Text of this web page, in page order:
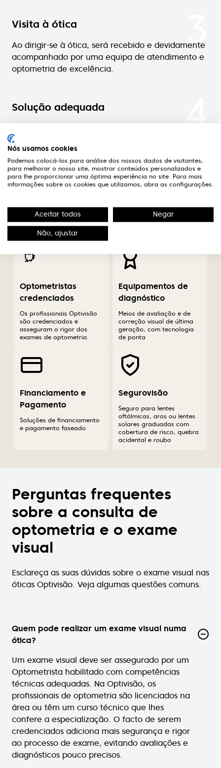
Visita à ótica
Ao dirigir-se à ótica, será recebido e devidamente
acompanhado por uma equipa de atendimento e
optometria de excelência.
3
Solução adequada
credenciado que aconselhará a melhor solução
para o seu caso.
visual
Optometristas
credenciados
Os profissionais Optivisão
são credenciados e
asseguram o rigor dos
exames de optometria.
Equipamentos de
diagnóstico
Meios de avaliação e de
correção visual de última
geração, com tecnologia
de ponta
Financiamento e
Pagamento
Soluções de financiamento
e pagamento faseado
Segurovisão
Seguro para lentes
oftálmicas, aros ou lentes
solares graduadas com
cobertura de risco, quebra
acidental e roubo
Perguntas frequentes
sobre a consulta de
optometria e o exame
visual
Esclareça as suas dúvidas sobre o exame visual nas
óticas Optivisão. Veja algumas questões comuns.
Quem pode realizar um exame visual numa
ótica?
Um exame visual deve ser assegurado por um
Optometrista habilitado com competências
técnicas adequadas. Na Optivisão, os
profissionais de optometria são licenciados na
área ou têm um curso técnico que lhes
confere a especialização. O facto de serem
credenciados adiciona mais segurança e rigor
ao processo de exame, evitando avaliações e
diagnósticos pouco precisos.
Nós usamos cookies
Podemos colocá-los para análise dos nossos dados de visitantes,
para melhorar o nosso site, mostrar conteúdos personalizados e
para lhe proporcionar uma óptima experiência no site. Para mais
informações sobre os cookies que utilizamos, abra as configurações.
Aceitar todos Negar
Não, ajustar